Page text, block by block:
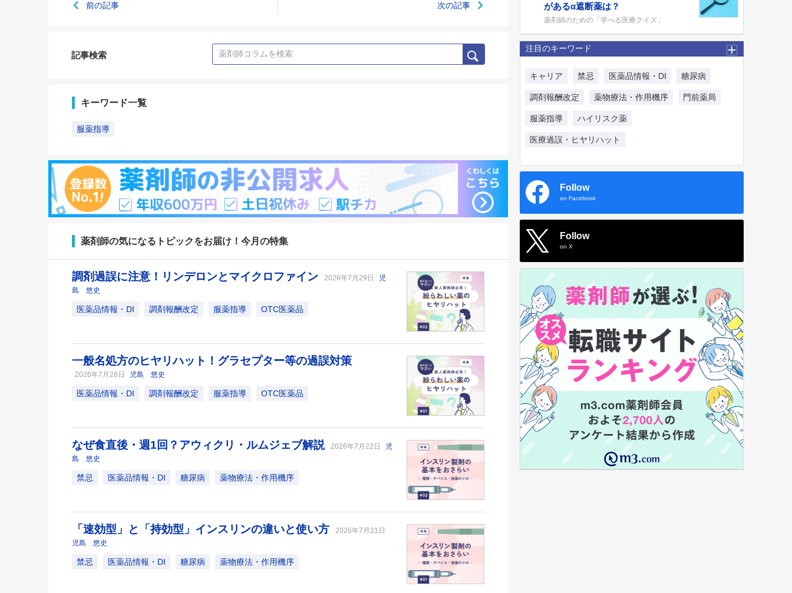
前の記事 次の記事
記事検索
キーワード一覧
服薬指導
薬剤師の気になるトピックをお届け！今月の特集
調剤過誤に注意！リンデロンとマイクロファイン 2026年7月29日
児
島 悠史
医薬品情報・DI 調剤報酬改定 服薬指導 OTC医薬品
一般名処方のヒヤリハット！グラセプター等の過誤対策
2026年7月28日 児島 悠史
医薬品情報・DI 調剤報酬改定 服薬指導 OTC医薬品
なぜ食直後・週1回？アウィクリ・ルムジェブ解説 2026年7月22日
児
島 悠史
禁忌 医薬品情報・DI 糖尿病 薬物療法・作用機序
「速効型」と「持効型」インスリンの違いと使い方
2026年7月21日
児島 悠史
禁忌 医薬品情報・DI 糖尿病 薬物療法・作用機序
があるα遮断薬は？
薬剤師のための「学べる医療クイズ」
注目のキーワード
キャリア 禁忌 医薬品情報・DI 糖尿病
調剤報酬改定 薬物療法・作用機序 門前薬局
服薬指導 ハイリスク薬
医療過誤・ヒヤリハット
Follow
on Facebook
Follow
on X